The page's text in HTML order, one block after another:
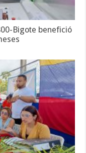
Bigote benefició